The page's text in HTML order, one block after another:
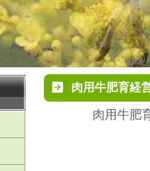
肉用牛肥育経
肉用牛肥